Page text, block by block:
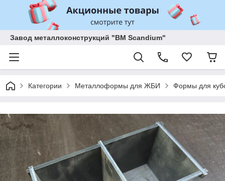
Завод металлоконструкций "BM Scandium"
Категории Металлоформы для ЖБИ Формы для